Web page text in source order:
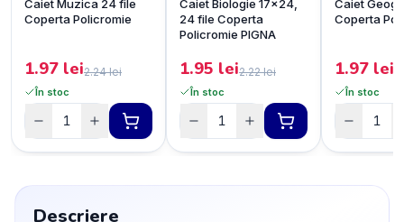
Caiet Muzica 24 file
Coperta Policromie
1.97 lei2.24lei
În stoc
Caiet Biologie 17x24,
24 file Coperta
Policromie PIGNA
1.95 lei2.22lei
În stoc
Caiet
Coperta
1.97 lei
În stoc
Descriere